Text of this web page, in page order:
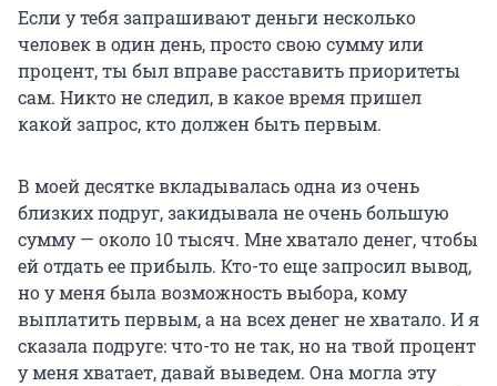
Если у тебя запрашивают деньги несколько
человек в один день, просто свою сумму или
процент, ты был вправе расставить приоритеты
сам. Никто не следил, в какое время пришел
какой запрос, кто должен быть первым.
В моей десятке вкладывалась одна из очень
близких подруг, закидывала не очень большую
сумму — около 10 тысяч. Мне хватало денег, чтобы
ей отдать ее прибыль. Кто-то еще запросил вывод,
но у меня была возможность выбора, кому
выплатить первым, а на всех денег не хватало. И я
сказала подруге: что-то не так, но на твой процент
у меня хватает, давай выведем. Она могла эту